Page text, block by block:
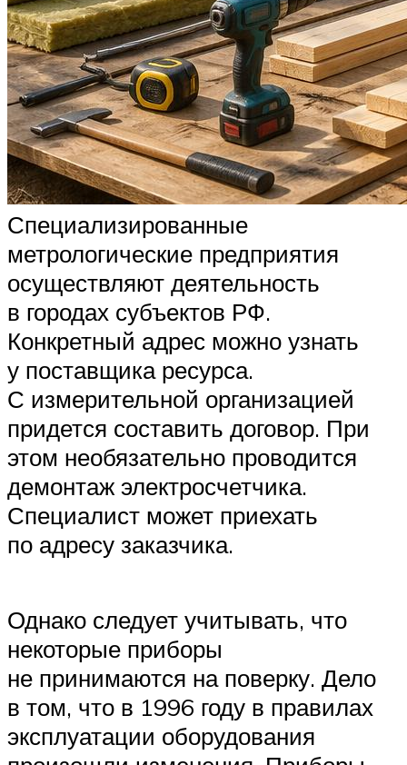
Специализированные
метрологические предприятия
осуществляют деятельность
в городах субъектов РФ.
Конкретный адрес можно узнать
у поставщика ресурса.
С измерительной организацией
придется составить договор. При
этом необязательно проводится
демонтаж электросчетчика.
Специалист может приехать
по адресу заказчика.
Однако следует учитывать, что
некоторые приборы
не принимаются на поверку. Дело
в том, что в 1996 году в правилах
эксплуатации оборудования